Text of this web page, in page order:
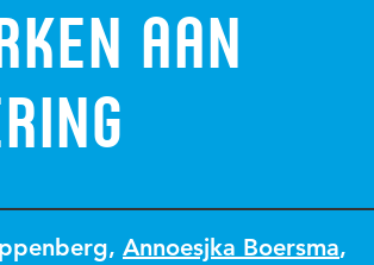
aan
, Annoesjka Boersma,